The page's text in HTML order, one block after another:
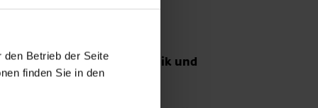
Betrieb der Seite
finden Sie in den
in den Bereichen IT, Technik und